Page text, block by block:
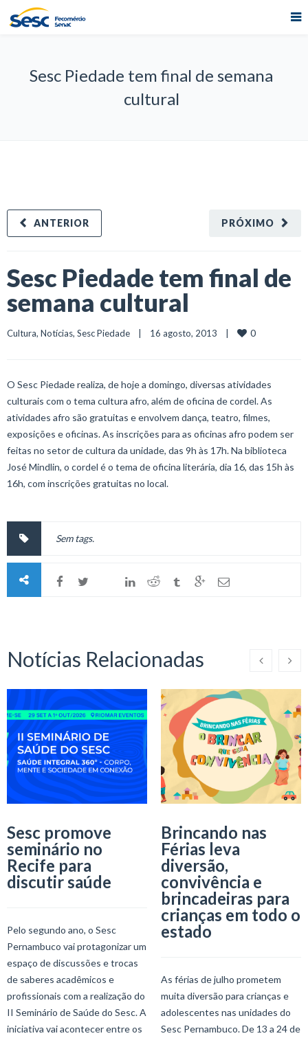
Sesc Piedade tem final de semana
cultural
PRÓXIMO
ANTERIOR
Sesc Piedade tem final de
semana cultural
Cultura, Notícias, Sesc Piedade
    |    16 agosto, 2013    |
0
O Sesc Piedade realiza, de hoje a domingo, diversas atividades
culturais com o tema cultura afro, além de oficina de cordel. As
atividades afro são gratuitas e envolvem dança, teatro, filmes,
exposições e oficinas. As inscrições para as oficinas afro podem ser
feitas no setor de cultura da unidade, das 9h às 17h. Na biblioteca
José Mindlin, o cordel é o tema de oficina literária, dia 16, das 15h às
16h, com inscrições gratuitas no local.
Sem tags.
Notícias Relacionadas
Sesc promove
seminário no
Recife para
discutir saúde
Pelo segundo ano, o Sesc
Pernambuco vai protagonizar um
espaço de discussões e trocas
de saberes acadêmicos e
profissionais com a realização do
II Seminário de Saúde do Sesc. A
iniciativa vai acontecer entre os
Brincando nas
Férias leva
diversão,
convivência e
brincadeiras para
crianças em todo o
estado
As férias de julho prometem
muita diversão para crianças e
adolescentes nas unidades do
Sesc Pernambuco. De 13 a 24 de